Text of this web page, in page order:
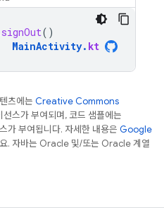
signOut()
MainActivity. kt
츠에는 Creative Commons
선스가 부여되며, 코드 샘플에는
가 부여됩니다. 자세한 내용은 Google
. 자바는 Oracle 및/또는 Oracle 계열